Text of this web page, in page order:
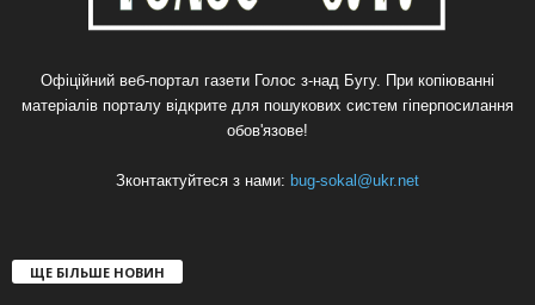
Офіційний веб-портал газети Голос з-над Бугу. При копіюванні
матеріалів порталу відкрите для пошукових систем гіперпосилання
обов'язове!
Зконтактуйтеся з нами: bug-sokal@ukr.net
ЩЕ БІЛЬШЕ НОВИН